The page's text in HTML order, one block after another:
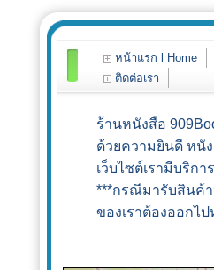
หน้าแรก l Home
ติดต่อเรา
ร้านหนังสือ
ด้วยความยินดี หนั
เว็บไซต์เรามีบริก
***กรณีมารับสินค้า
ของเราต้องออกไ